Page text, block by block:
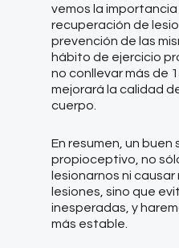
vemos la
recuperación de
prevención de las
hábito de ejercicio
no conllevar más de
mejorará la calidad
cuerpo.
En resumen, un buen
propioceptivo, no
lesionarnos ni
lesiones, sino que
inesperadas, y
más estable.